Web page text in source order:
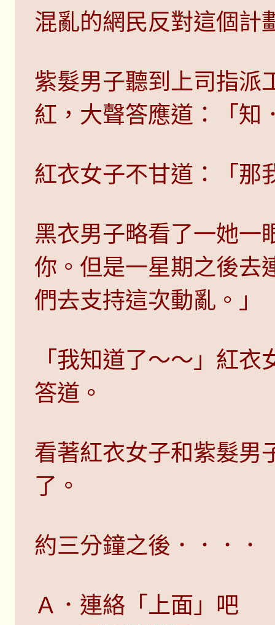
混亂的網民反對這個計
紫髮男子聽到上司指派
紅，大聲答應道：「知
紅衣女子不甘道：「那
黑衣男子略看了一她一
你。但是一星期之後去
們去支持這次動亂。」
「我知道了～～」紅
答道。
看著紅衣女子和紫髮男
了。
約三分鐘之後．．．．
Ａ．連絡「上面」吧